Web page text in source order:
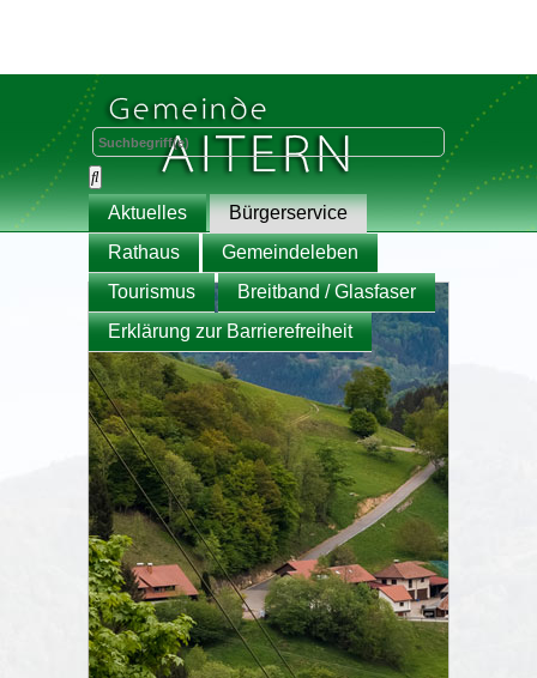
Aktuelles
Bürgerservice
Rathaus
Gemeindeleben
Tourismus
Breitband / Glasfaser
Erklärung zur Barrierefreiheit